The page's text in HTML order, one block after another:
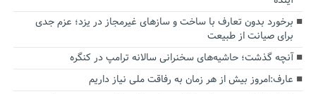
برخورد بدون تعارف با ساخت‌ و سازهای غیرمجاز در یزد؛ عزم جدی
برای صیانت از طبیعت
آنچه گذشت؛ حاشیه‌های سخنرانی سالانه ترامپ در کنگره
عارف:امروز بیش از هر زمان به رفاقت ملی نیاز داریم